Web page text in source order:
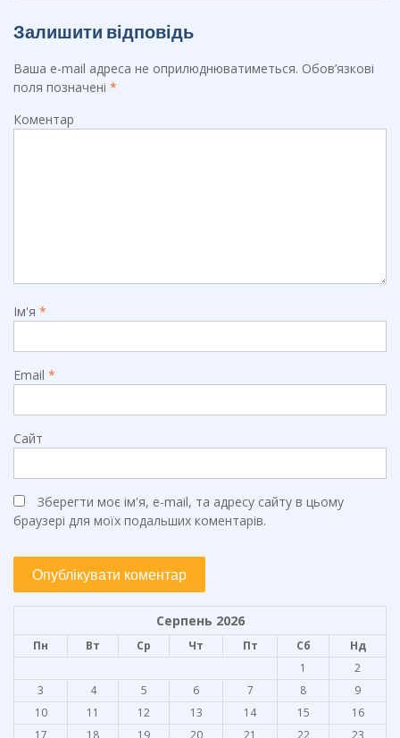
Залишити відповідь
Ваша e-mail адреса не оприлюднюватиметься. Обов’язкові
поля позначені *
Коментар
Ім'я *
Email *
Сайт
Зберегти моє ім'я, e-mail, та адресу сайту в цьому
браузері для моїх подальших коментарів.
Серпень 2026
Пн Вт Ср Чт Пт Сб
Нд
1
2
3
4 5 6 7 8
9
10
11 12 13 14 15
16
17
18 19 20 21 22 23